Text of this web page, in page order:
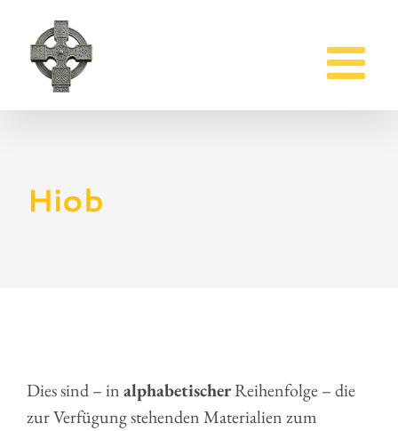
Inhalt
springen
Hiob
Dies sind – inalphabetischerReihenfolge – die
zur Verfügung stehenden Materialien zum